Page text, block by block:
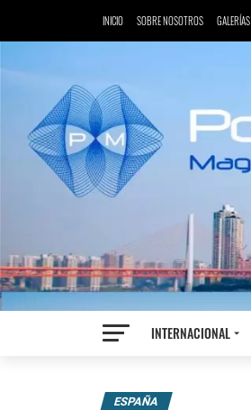
INICIO SOBRE NOSOTROS GALERÍAS
INTERNACIONAL
ESPAÑA